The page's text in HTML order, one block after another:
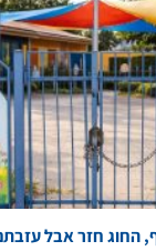
החוג חזר אבל